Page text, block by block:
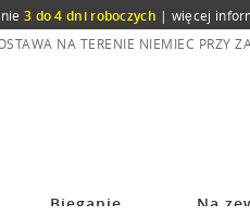
3 do 4 dni roboczych | więcej
NA TERENIE NIEMIEC PRZY
Bieganie Na